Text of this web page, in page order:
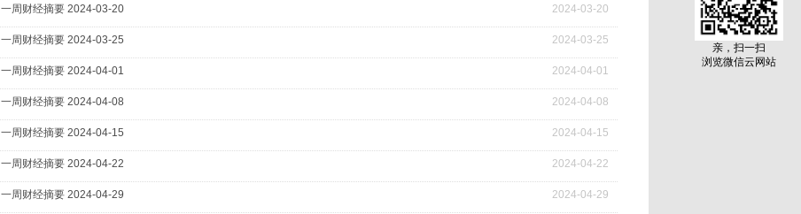
步增长，文旅融合不断深化，消费业态和场景日益丰富。围绕扩大特色优质产品供给、培育消费场景、
优化消费环境等作出部署。5、澎湃新闻：春节前后国内机票均价分别在1月25日和2月4日迎来高峰，之
后逐步回落，至2月17日起均价降至700元以下，相较最高峰时降幅达42%。除了机票价格大幅回落，酒
店价格优势也很明显。6、央视新闻客户端：美国总统特朗普发表演讲时表示，要求从乌克兰获得稀土、
石油和任何能得到的东西，以收回投入乌克兰的资金，认为非常接近与乌克兰达成协议。 地产动态 1、
住建部：2024年全国新开工改造城镇老旧小区5.8万个，超额完成5.4万个的年度目标任务。根据各地统
计上报数据，北京、河南、广西等11个地区超额完成计划。2、中央一号文件：扎实做好房地一体宅基地
确权登记颁证。探索农户合法拥有的住房通过出租、入股、合作等方式盘活利用的有效实现形式。不允
一周财经摘要 2024-03-20 2024-03-20
一周财经摘要 2024-03-25 2024-03-25
一周财经摘要 2024-04-01 2024-04-01
一周财经摘要 2024-04-08 2024-04-08
一周财经摘要 2024-04-15 2024-04-15
一周财经摘要 2024-04-22 2024-04-22
一周财经摘要 2024-04-29 2024-04-29
亲，扫一扫
浏览微信云网站